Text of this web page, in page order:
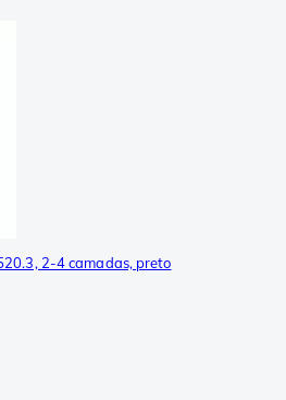
2-4 camadas, preto